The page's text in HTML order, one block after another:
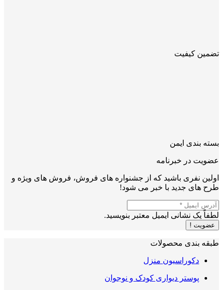
تضمین کیفیت
بسته بندی ایمن
عضویت در خبرنامه
اولین نفری باشید که از جشنواره های فروش، فروش های ویژه و
طرح های جدید با خبر می شود!
لطفاً یک نشانی ایمیل معتبر بنویسید.
عضویت !
طبقه بندی محصولات
دکوراسیون منزل
پوستر دیواری کودک و نوجوان